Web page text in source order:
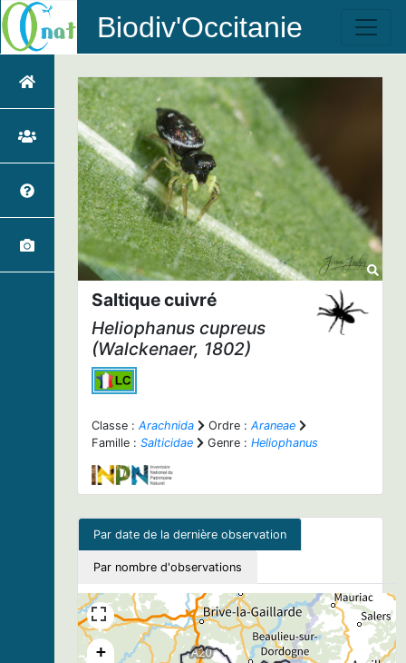
Biodiv'Occitanie
Saltique cuivré
Heliophanus cupreus
(Walckenaer, 1802)
Classe : Arachnida Ordre : Araneae
Famille : Salticidae Genre : Heliophanus
Par date de la dernière observation
Par nombre d'observations
+